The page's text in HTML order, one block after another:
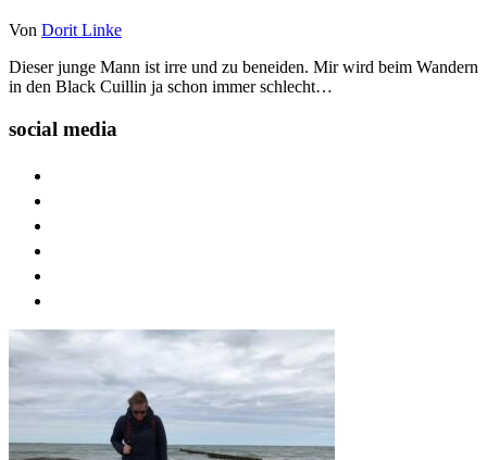
Von Dorit Linke
Dieser junge Mann ist irre und zu beneiden. Mir wird beim Wandern
in den Black Cuillin ja schon immer schlecht…
social media